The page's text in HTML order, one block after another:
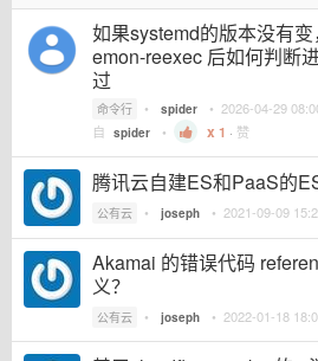
如果systemd的版本没有
emon-reexec 后如何判断
过
命令行 • spider • 2026-04-29
自 spider • 1 · 赞
腾讯云自建ES和PaaS的
公有云 • joseph • 2021-09-09
Akamai 的错误代码
义？
公有云 • joseph • 2022-01-18